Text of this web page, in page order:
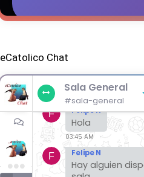
eCatolico Chat